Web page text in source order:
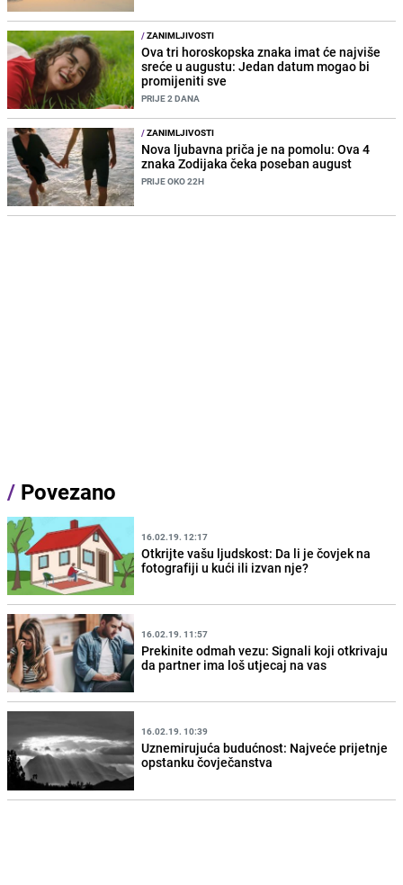
/ZANIMLJIVOSTI
Ova tri horoskopska znaka imat će najviše
sreće u augustu: Jedan datum mogao bi
promijeniti sve
PRIJE 2 DANA
/ZANIMLJIVOSTI
Nova ljubavna priča je na pomolu: Ova 4
znaka Zodijaka čeka poseban august
PRIJE OKO 22H
/ Povezano
16.02.19. 12:17
Otkrijte vašu ljudskost: Da li je čovjek na
fotografiji u kući ili izvan nje?
16.02.19. 11:57
Prekinite odmah vezu: Signali koji otkrivaju
da partner ima loš utjecaj na vas
16.02.19. 10:39
Uznemirujuća budućnost: Najveće prijetnje
opstanku čovječanstva